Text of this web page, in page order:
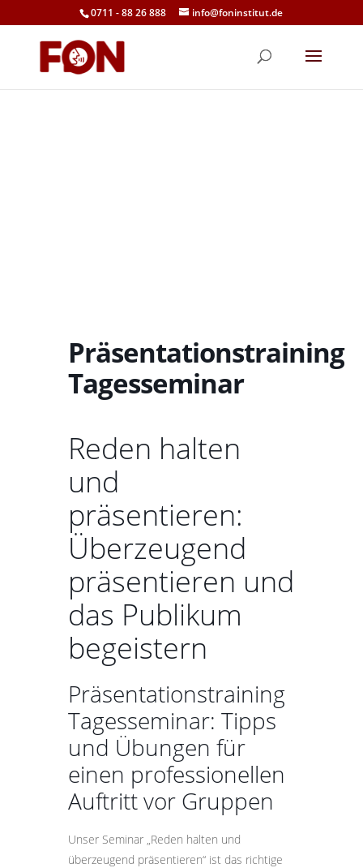
0711 - 88 26 888 info@foninstitut.de
Präsentationstraining
Tagesseminar
Reden halten
und
präsentieren:
Überzeugend
präsentieren und
das Publikum
begeistern
Präsentationstraining
Tagesseminar: Tipps
und Übungen für
einen professionellen
Auftritt vor Gruppen
Unser Seminar „Reden halten und
überzeugend präsentieren“ ist das richtige